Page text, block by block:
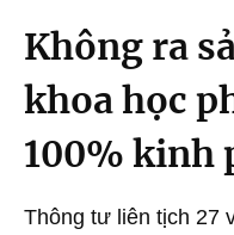
Không ra
khoa học
100% kinh
Thông tư liên tịch 27